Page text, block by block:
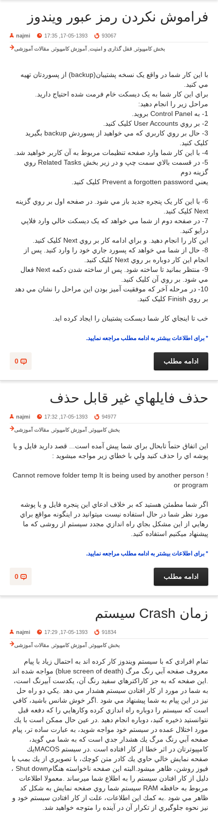
فراموش نکردن رمز عبور ویندوز
najmi 17-05-1393, 17:35 93067
بخش کامپیوتر قفل گذاری و امنیت آموزش کامپیوتر مقالات آموزشی
با اين کار شما در واقع يک نسخه پشتيبان(backup) از پسوردتان تهيه
مي کنيد.
براي اين کار شما به يک ديسکت خام فرمت شده احتياج داريد.
مراحل زير را انجام دهيد:
1- به Control Panel برويد.
2- بر روي User Accounts کليک کنيد.
3- حال بر روي کاربري که مي خواهيد از پسوردش backup بگيريد
کليک کنيد.
4- با اين کار شما وارد صفحه تنظيمات مربوط به آن کاربر خواهيد شد.
5- در قسمت بالاي سمت چپ و در زير بخش Related Tasks روي
گزينه دوم
يعني Prevent a forgotten password کليک کنيد.
6- با اين کار يک پنجره جديد باز مي شود. در صفحه اول بر روي گزينه
Next کليک کنيد.
7- در صفحه دوم از شما مي خواهد که يک ديسکت خالي وارد فلاپي
درايو کنيد.
اين کار را انجام دهيد. و براي ادامه کار بر روي Next کليک کنيد.
8- حال از شما مي خواهد که پسورد جاري خود را وارد کنيد. پس از
انجام اين کار دوباره بر روي Next کليک کنيد.
9- منتظر بمانيد تا ساخته شود. پس از ساخته شدن دکمه Next فعال
مي شود. بر روي آن کليک کنيد.
10- در مرحله آخر که موفقيت آميز بودن اين مراحل را نشان مي دهد
بر روي Finish کليک کنيد.
خب تا اينجاي کار شما ديسکت پشتيبان را ايجاد کرده ايد.
* برای اطلاعات بیشتر به ادامه مطلب مراجعه نمایید.
0 ادامه مطلب
حذف فايلهاي غير قابل حذف
najmi 17-05-1393, 17:32 94977
بخش کامپیوتر آموزش کامپیوتر مقالات آموزشی
اين اتفاق حتماً تابحال براي شما پيش آمده است... قصد داريد فايل و يا
پوشه اي را حذف کنيد ولي با خطاي زير مواجه ميشويد :
! Cannot remove folder temp It is being used by another person
or program
اگر شما مطمئن هستيد که بر خلاف ادعاي اين پنجره فايل و يا پوشه
مورد نظر شما در حال استفاده نيست ميتوانيد در اينگونه مواقع براي
رهايي از اين مشکل بجاي راه اندازي مجدد سيستم از روشی که ما
پیشنهاد میکنیم استفاده کنید.
* برای اطلاعات بیشتر به ادامه مطلب مراجعه نمایید.
0 ادامه مطلب
زمان Crash سيستم
najmi 17-05-1393, 17:29 91834
بخش کامپیوتر آموزش کامپیوتر مقالات آموزشی
تمام افرادي كه با سيستم ويندوز كار كرده اند به احتمال زياد با پيام
معروف صفحه آبي رنگ مرگ (blue screen of death) مواجه شده اند
.اين صفحه كه به جز كاراكترهاي سفيد رنگ آن، يكدست آبيرنگ است،
به شما در مورد از كار افتادن سيستم هشدار مي دهد .يكي دو راه حل
نيز در اين پيام به شما پيشنهاد مي شود .اگر خوش شانس باشيد، كافي
است كه سيستم را دوباره راه اندازي كرده وكارهايي را كه دفعه قبل
نتوانستيد ذخيره كنيد، دوباره انجام دهيد .در عين حال ممكن است با يك
مورد اختلال عمده در سيستم خود مواجه شويد، به عبارت ساده تر، پيام
صفحه آبي رنگ مرگ يك هشدار جدي است كه به شما مي گويد،
كامپيوترتان در اثر خطا از كار افتاده است .در سيستم MACOSيك
صفحه نمايش خالي حاوي يك كادر متن كوچك، با تصويري از يك بمب با
فيوز روشن، ظاهر ميشود.البته اين صفحه ناخواسته هنگامShut down ،
دليل از كار افتادن سيستم را به اطلاع شما ميرساند .معمولا اطلاعات
مربوط به حافظه RAM سيستم شما روي صفحه نمايش به شكل كد
ظاهر مي شود .به كمك اين اطلاعات، علت از كار افتادن سيستم خود و
نيز نحوه جلوگيري از تكرار آن در آينده را متوجه خواهيد شد.